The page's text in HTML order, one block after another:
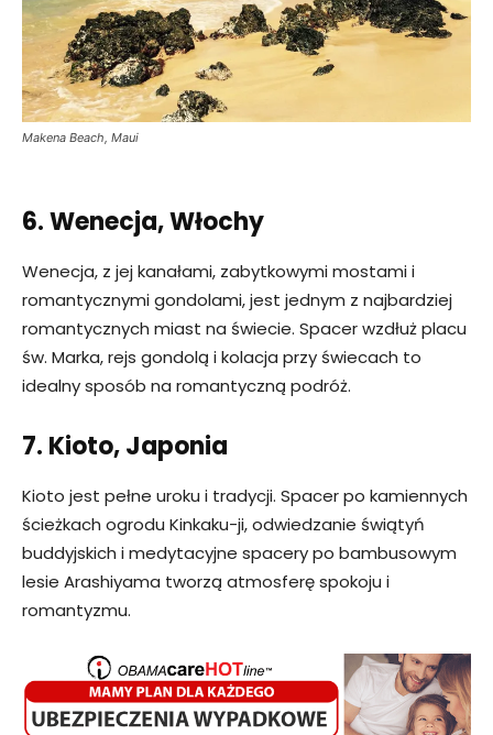
Makena Beach, Maui
6. Wenecja, Włochy
Wenecja, z jej kanałami, zabytkowymi mostami i
romantycznymi gondolami, jest jednym z najbardziej
romantycznych miast na świecie. Spacer wzdłuż placu
św. Marka, rejs gondolą i kolacja przy świecach to
idealny sposób na romantyczną podróż.
7. Kioto, Japonia
Kioto jest pełne uroku i tradycji. Spacer po kamiennych
ścieżkach ogrodu Kinkaku-ji, odwiedzanie świątyń
buddyjskich i medytacyjne spacery po bambusowym
lesie Arashiyama tworzą atmosferę spokoju i
romantyzmu.